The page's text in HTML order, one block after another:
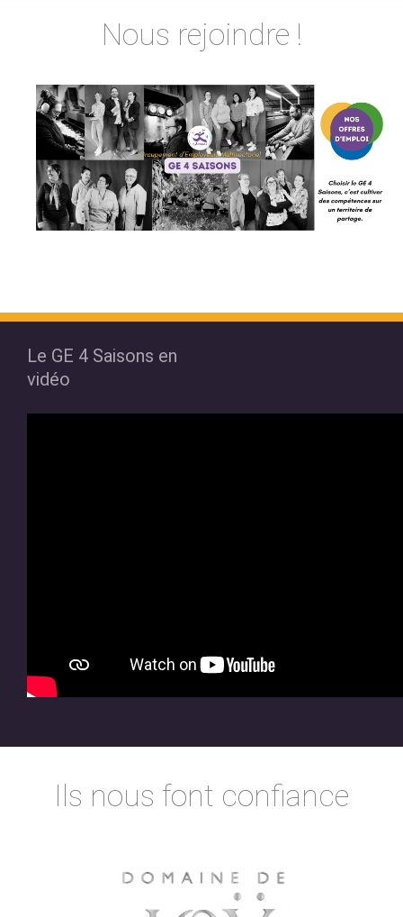
Nous rejoindre !
Le GE 4 Saisons en
vidéo
Ils nous font confiance